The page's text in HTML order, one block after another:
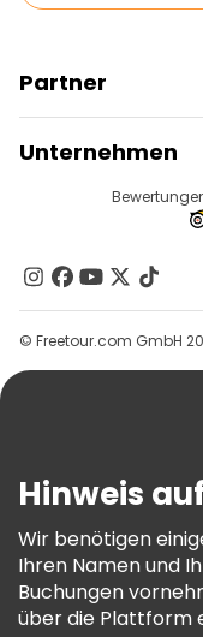
Partner
Anbieter-Anmeldung
Affiliate-Programm
Unternehmen
Reiseziele
Kontakt
Gruppen
Hilfe
AGB Und Rechtliches
Cookie-Richtlinie
Freetour
Treueprogramm
© Freetour.com GmbH
Hinweis
Wir benötigen
Ihren Namen und
Buchungen
über die Plattform